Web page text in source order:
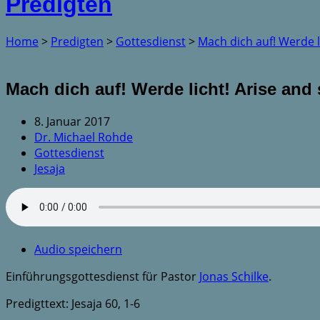
Home > Predigten > Gottesdienst> Mach dich auf! Werde
Mach dich auf! Werde licht! Arise and
8. Januar 2017
Dr. Michael Rohde
Gottesdienst
Jesaja
Audio speichern
Einführungsgottesdienst für Pastor Jonas Schilke.
Predigttext: Jesaja 60, 1-6